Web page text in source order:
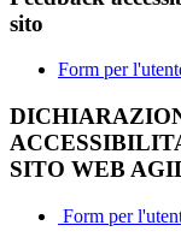
sito
Form per
SITO WEB
Form per